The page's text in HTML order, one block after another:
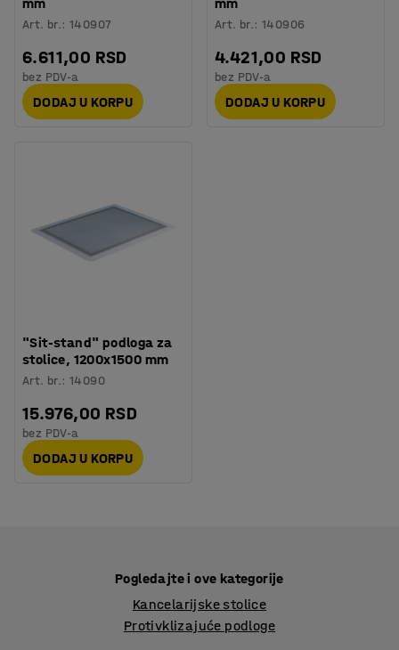
Art. br.:140907
6.611,00 RSD
bez PDV-a
DODAJ U KORPU
Art. br.:140906
4.421,00 RSD
bez PDV-a
DODAJ U KORPU
"Sit-stand" podloga za
stolice, 1200x1500 mm
Art. br.:14090
15.976,00 RSD
bez PDV-a
DODAJ U KORPU
Pogledajte i ove kategorije
Kancelarijske stolice
Protivklizajuće podloge